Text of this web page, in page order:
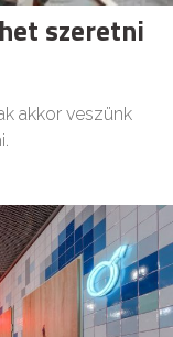
szeretni
akkor veszünk